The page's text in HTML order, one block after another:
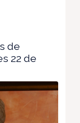
de
22 de